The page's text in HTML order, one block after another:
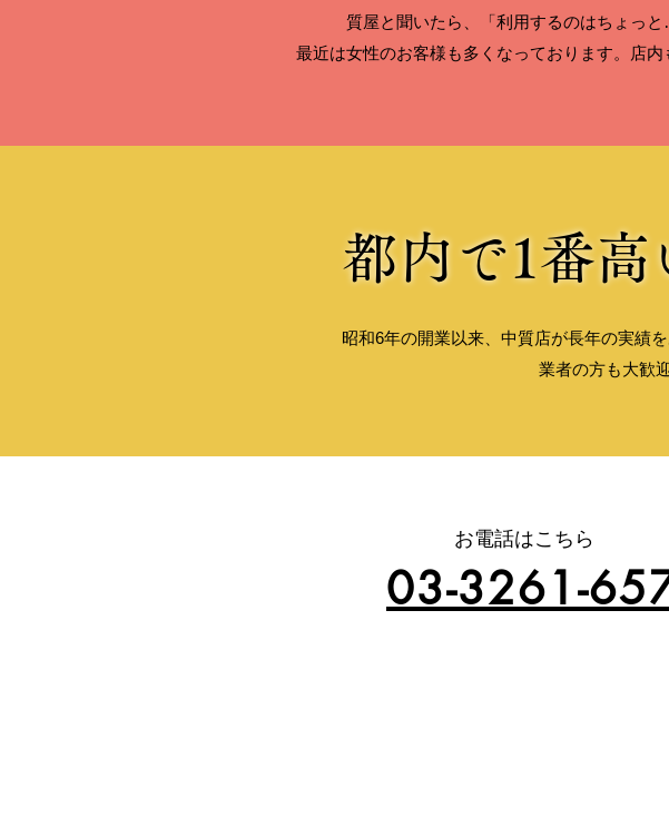
質屋と聞いたら、「利用するのはちょっ
最近は女性のお客様も多くなっております。店
都内で1番高
昭和6年の開業以来、中質店が長年の実績
業者の方も大歓
お電話はこちら
03-3261-